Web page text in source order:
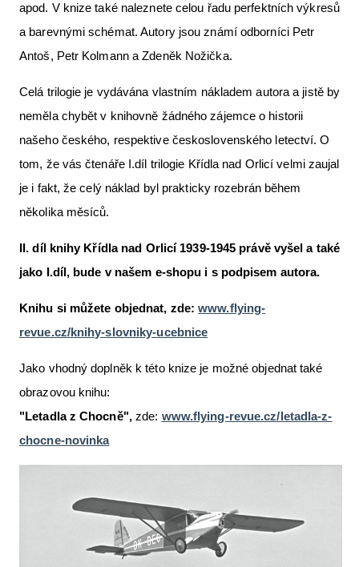
apod. V knize také naleznete celou řadu perfektních výkresů
a barevnými schémat. Autory jsou známí odborníci Petr
Antoš, Petr Kolmann a Zdeněk Nožička.
Celá trilogie je vydávána vlastním nákladem autora a jistě by
neměla chybět v knihovně žádného zájemce o historii
našeho českého, respektive československého letectví. O
tom, že vás čtenáře I.díl trilogie Křídla nad Orlicí velmi zaujal
je i fakt, že celý náklad byl prakticky rozebrán během
několika měsíců.
II. díl knihy Křídla nad Orlicí 1939-1945 právě vyšel a také
jako I.díl, bude v našem e-shopu i s podpisem autora.
Knihu si můžete objednat, zde:www.flying-
revue.cz/knihy-slovniky-ucebnice
Jako vhodný doplněk k této knize je možné objednat také
obrazovou knihu:
"Letadla z Chocně",zde: www.flying-revue.cz/letadla-z-
chocne-novinka